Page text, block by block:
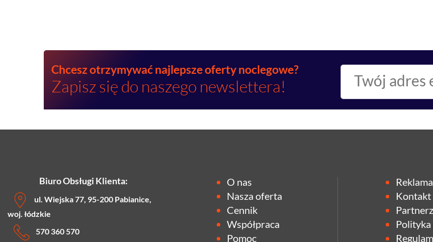
Chcesz otrzymywać najlepsze oferty noclegowe?
Zapisz się do naszego newslettera!
Biuro Obsługi Klienta:
ul. Wiejska 77, 95-200 Pabianice,
woj. łódzkie
570 360 570
O nas
Nasza oferta
Cennik
Współpraca
Pomoc
Reklama
Kontakt